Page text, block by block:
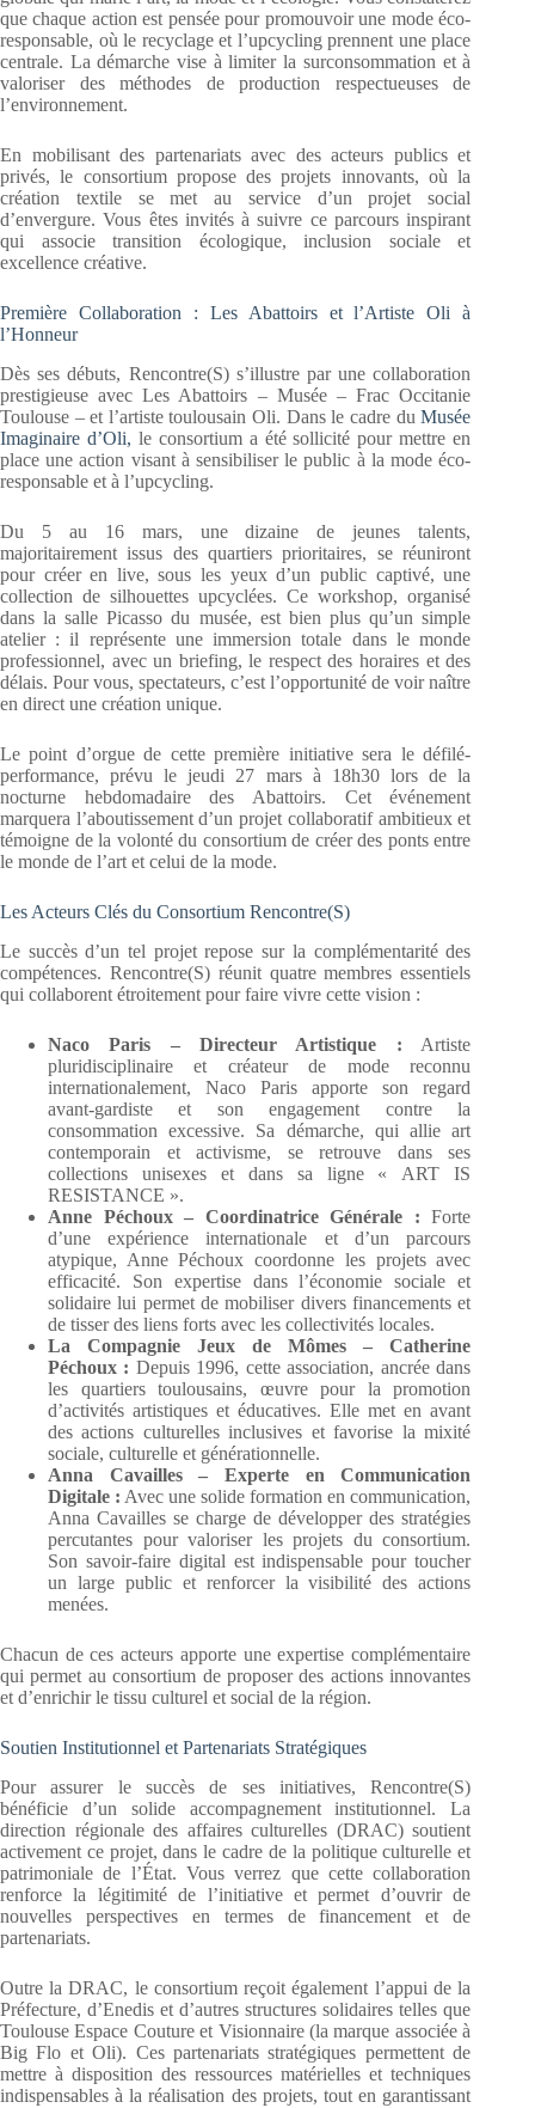
que chaque action est pensée pour promouvoir une mode éco-
responsable, où le recyclage et l’upcycling prennent une place
centrale. La démarche vise à limiter la surconsommation et à
valoriser des méthodes de production respectueuses de
l’environnement.
En mobilisant des partenariats avec des acteurs publics et
privés, le consortium propose des projets innovants, où la
création textile se met au service d’un projet social
d’envergure. Vous êtes invités à suivre ce parcours inspirant
qui associe transition écologique, inclusion sociale et
excellence créative.
Première Collaboration : Les Abattoirs et l’Artiste Oli à
l’Honneur
Dès ses débuts, Rencontre(S) s’illustre par une collaboration
prestigieuse avec Les Abattoirs – Musée – Frac Occitanie
Toulouse – et l’artiste toulousain Oli. Dans le cadre duMusée
Imaginaire d’Oli, le consortium a été sollicité pour mettre en
place une action visant à sensibiliser le public à la mode éco-
responsable et à l’upcycling.
Du 5 au 16 mars, une dizaine de jeunes talents,
majoritairement issus des quartiers prioritaires, se réuniront
pour créer en live, sous les yeux d’un public captivé, une
collection de silhouettes upcyclées. Ce workshop, organisé
dans la salle Picasso du musée, est bien plus qu’un simple
atelier : il représente une immersion totale dans le monde
professionnel, avec un briefing, le respect des horaires et des
délais. Pour vous, spectateurs, c’est l’opportunité de voir naître
en direct une création unique.
Le point d’orgue de cette première initiative sera le défilé-
performance, prévu le jeudi 27 mars à 18h30 lors de la
nocturne hebdomadaire des Abattoirs. Cet événement
marquera l’aboutissement d’un projet collaboratif ambitieux et
témoigne de la volonté du consortium de créer des ponts entre
le monde de l’art et celui de la mode.
Les Acteurs Clés du Consortium Rencontre(S)
Le succès d’un tel projet repose sur la complémentarité des
compétences. Rencontre(S) réunit quatre membres essentiels
qui collaborent étroitement pour faire vivre cette vision :
Naco Paris – Directeur Artistique : Artiste
pluridisciplinaire et créateur de mode reconnu
internationalement, Naco Paris apporte son regard
avant-gardiste et son engagement contre la
consommation excessive. Sa démarche, qui allie art
contemporain et activisme, se retrouve dans ses
collections unisexes et dans sa ligne « ART IS
RESISTANCE ».
Anne Péchoux – Coordinatrice Générale : Forte
d’une expérience internationale et d’un parcours
atypique, Anne Péchoux coordonne les projets avec
efficacité. Son expertise dans l’économie sociale et
solidaire lui permet de mobiliser divers financements et
de tisser des liens forts avec les collectivités locales.
La Compagnie Jeux de Mômes – Catherine
Péchoux : Depuis 1996, cette association, ancrée dans
les quartiers toulousains, œuvre pour la promotion
d’activités artistiques et éducatives. Elle met en avant
des actions culturelles inclusives et favorise la mixité
sociale, culturelle et générationnelle.
Anna Cavailles – Experte en Communication
Digitale : Avec une solide formation en communication,
Anna Cavailles se charge de développer des stratégies
percutantes pour valoriser les projets du consortium.
Son savoir-faire digital est indispensable pour toucher
un large public et renforcer la visibilité des actions
menées.
Chacun de ces acteurs apporte une expertise complémentaire
qui permet au consortium de proposer des actions innovantes
et d’enrichir le tissu culturel et social de la région.
Soutien Institutionnel et Partenariats Stratégiques
Pour assurer le succès de ses initiatives, Rencontre(S)
bénéficie d’un solide accompagnement institutionnel. La
direction régionale des affaires culturelles (DRAC) soutient
activement ce projet, dans le cadre de la politique culturelle et
patrimoniale de l’État. Vous verrez que cette collaboration
renforce la légitimité de l’initiative et permet d’ouvrir de
nouvelles perspectives en termes de financement et de
partenariats.
Outre la DRAC, le consortium reçoit également l’appui de la
Préfecture, d’Enedis et d’autres structures solidaires telles que
Toulouse Espace Couture et Visionnaire (la marque associée à
Big Flo et Oli). Ces partenariats stratégiques permettent de
mettre à disposition des ressources matérielles et techniques
indispensables à la réalisation des projets, tout en garantissant